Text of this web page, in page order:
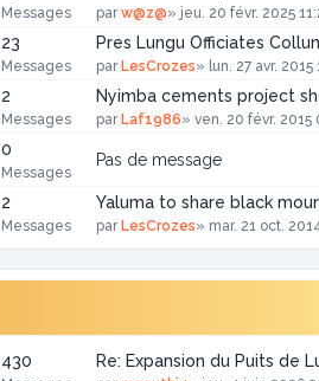
Messages parw@z@» jeu. 20 févr. 2025
23
Messages
Pres Lungu Officiates
par LesCrozes» lun. 27 avr. 2015
2
Messages
Nyimba cements project
par Laf1986» ven. 20 févr. 2015
0
Messages
Pas de message
2
Messages
Yaluma to share black
par LesCrozes» mar. 21 oct.
430 Re: Expansion du Puits de